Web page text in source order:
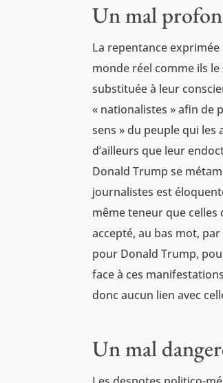
Un mal
La repentance
monde réel comme ils
substituée à leur
« nationalistes » afin de
sens » du peuple qui
d’ailleurs que leur
Donald Trump se
journalistes est
même teneur que
accepté, au bas mot,
pour Donald Trump,
face à ces
donc aucun lien avec
Un mal